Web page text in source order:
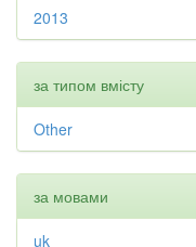
2013
за типом вмісту
Other
за мовами
uk